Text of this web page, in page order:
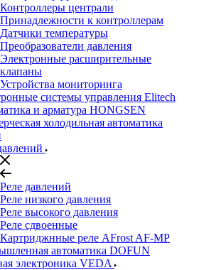
Контроллеры централи
Принадлежности к контроллерам
Датчики температуры
Преобразователи давления
Электронные расширительные
клапаны
Устройства мониторинга
системы управления Elitech
и арматура HONGSEN
холодильная автоматика
Реле давлений
Реле низкого давления
Реле высокого давления
Реле сдвоенные
Картриджнные реле AFrost AF-MP
автоматика DOFUN
электроника VEDA